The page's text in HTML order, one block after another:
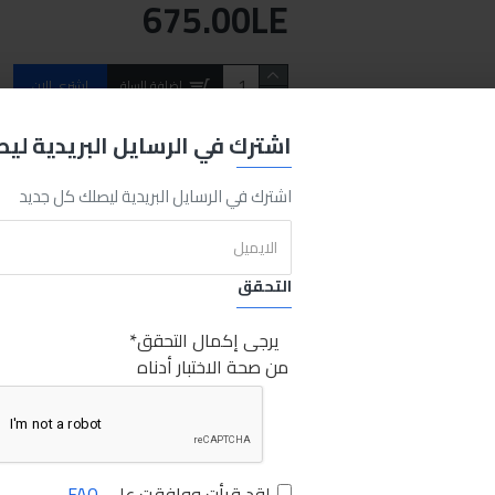
اشترك في الرسايل البريدية
اشترك في الرسايل البريدية ليصلك كل جديد
التحقق
يرجى إكمال التحقق
من صحة الاختبار أدناه
675.00LE
اضافة للسلة اشتري الان
REQUEST MORE INFO
Compression
Engine طقم قياس كبس موتور